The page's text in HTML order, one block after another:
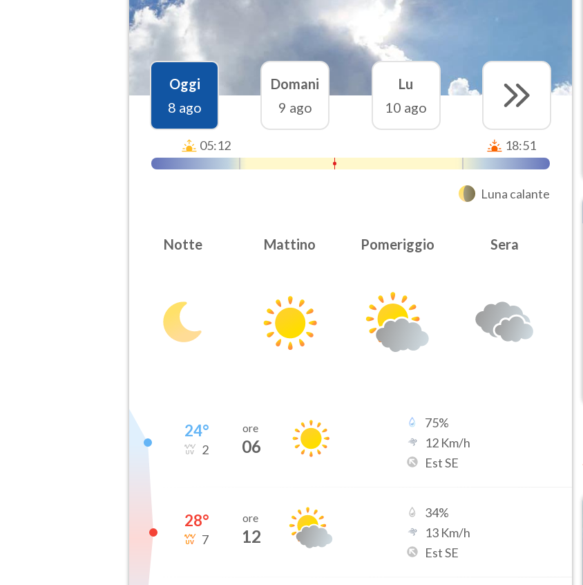
Oggi
8 ago
Domani
9 ago
Lu
10 ago
05:12 18:51
Luna calante
Notte Mattino Pomeriggio Sera
24°
2
ore
06
75%
12 Km/h
Est SE
28°
7
ore
12
34%
13 Km/h
Est SE